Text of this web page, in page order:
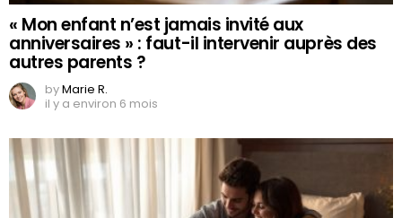
« Mon enfant n’est jamais invité aux
anniversaires » : faut-il intervenir auprès des
autres parents ?
byMarie R.
il y a environ 6 mois